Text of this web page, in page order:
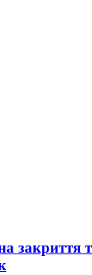
закриття